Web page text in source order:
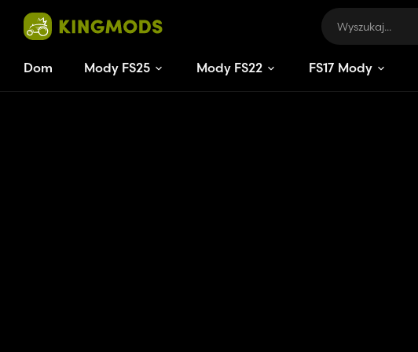
Dom Mody FS25 Mody FS22 FS17 Mody